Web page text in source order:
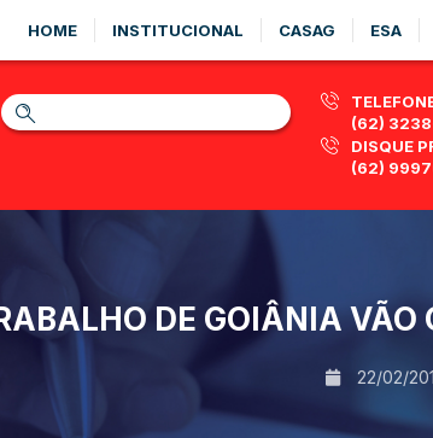
HOME INSTITUCIONAL CASAG ESA
(62)
DISQUE
(62)
DE GOIÂNIA VÃO
22/02/